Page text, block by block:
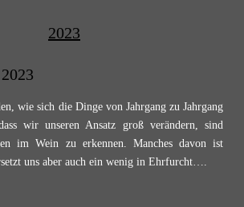
2023
wie sich die Dinge von Jahrgang zu Jahrgang
wir unseren Ansatz groß verändern, sind
im Wein zu erkennen. Manches davon ist
uns aber auch ein wenig in Ehrfurcht….